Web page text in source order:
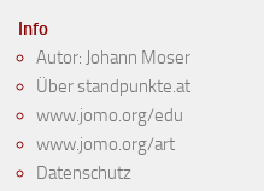
Info
Autor: Johann Moser
Über standpunkte.at
www.jomo.org/edu
www.jomo.org/art
Datenschutz